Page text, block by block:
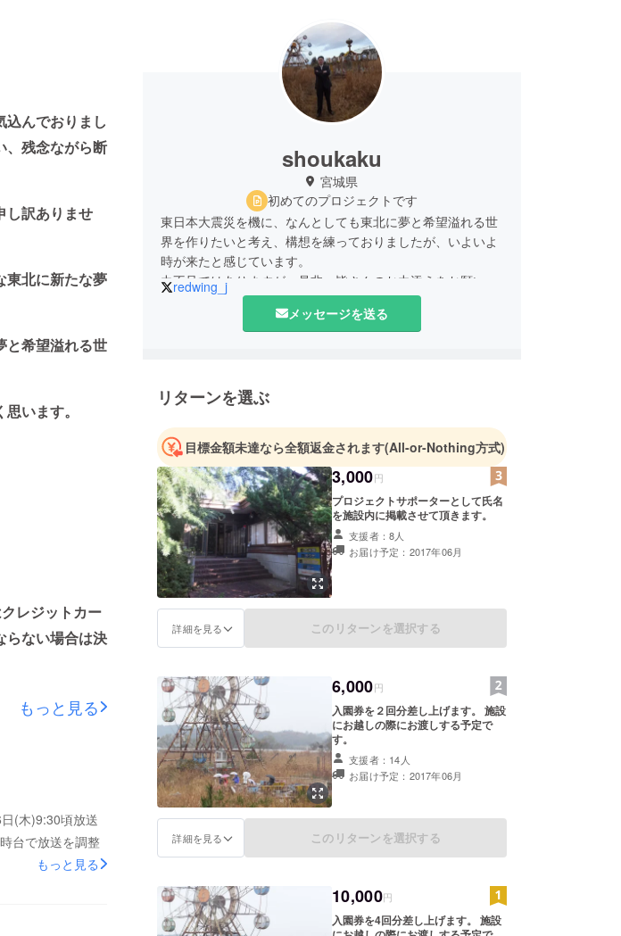
込んでおりまし
、残念ながら断
し訳ありませ
東北に新たな夢
と希望溢れる世
います。
レジットカー
らない場合は決
もっと見る
(木)9:30頃放送
台で放送を調整
もっと見る
shoukaku
宮城県
初めてのプロジェクトです
東日本大震災を機に、なんとしても東北に夢と希望溢れる世
界を作りたいと考え、構想を練っておりましたが、いよいよ
時が来たと感じています。
力不足ではありますが、是非、皆さんのお力添えをお願いし
redwing_j
メッセージを送る
リターンを選ぶ
目標金額未達なら全額返金されます(All-or-Nothing方式)
3,000円
プロジェクトサポーターとして氏名
を施設内に掲載させて頂きます。
支援者：8人
お届け予定：2017年06月
詳細を見る このリターンを選択する
6,000円
入園券を２回分差し上げます。 施設
にお越しの際にお渡しする予定で
す。
支援者：14人
お届け予定：2017年06月
詳細を見る このリターンを選択する
10,000円
入園券を4回分差し上げます。 施設